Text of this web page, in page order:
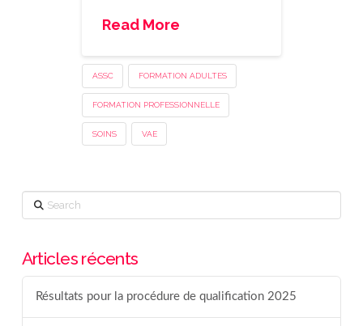
Read More
ASSC FORMATION ADULTES
FORMATION PROFESSIONNELLE
SOINS VAE
Search
Articles récents
Résultats pour la procédure de qualification 2025